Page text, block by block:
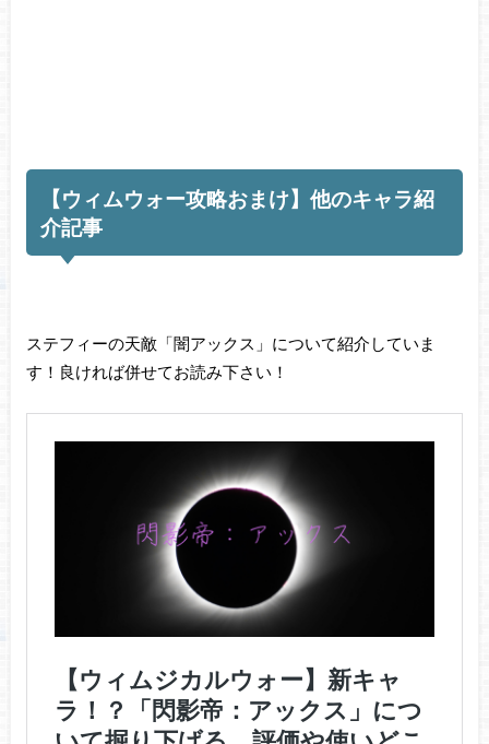
【ウィムウォー攻略おまけ】他のキャラ紹
介記事
ステフィーの天敵「闇アックス」について紹介していま
す！良ければ併せてお読み下さい！